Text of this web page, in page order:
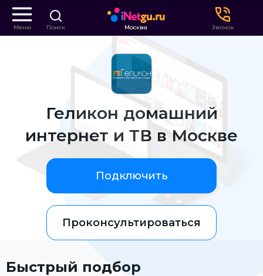
Меню Поиск Москва Звонок
Геликон домашний
интернет и ТВ в Москве
Подключить
Проконсультироваться
Быстрый подбор